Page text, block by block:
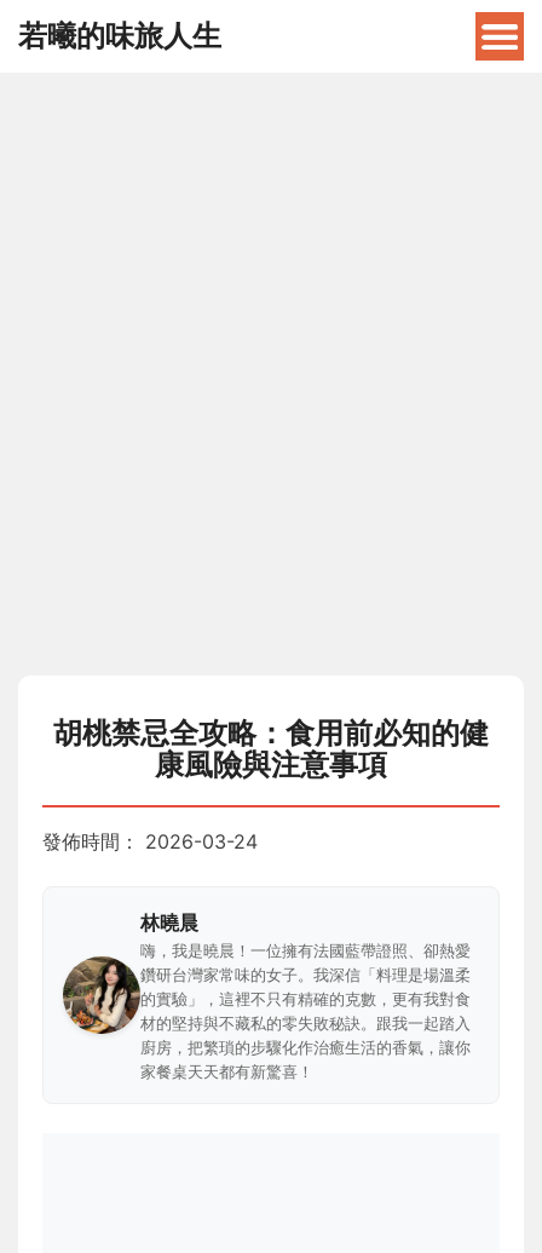
若曦的味旅人生
胡桃禁忌全攻略：食用前必知的健
康風險與注意事項
發佈時間： 2026-03-24
林曉晨
嗨，我是曉晨！一位擁有法國藍帶證照、卻熱愛
鑽研台灣家常味的女子。我深信「料理是場溫柔
的實驗」，這裡不只有精確的克數，更有我對食
材的堅持與不藏私的零失敗秘訣。跟我一起踏入
廚房，把繁瑣的步驟化作治癒生活的香氣，讓你
家餐桌天天都有新驚喜！